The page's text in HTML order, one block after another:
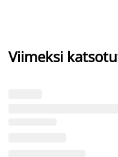
Viimeksi